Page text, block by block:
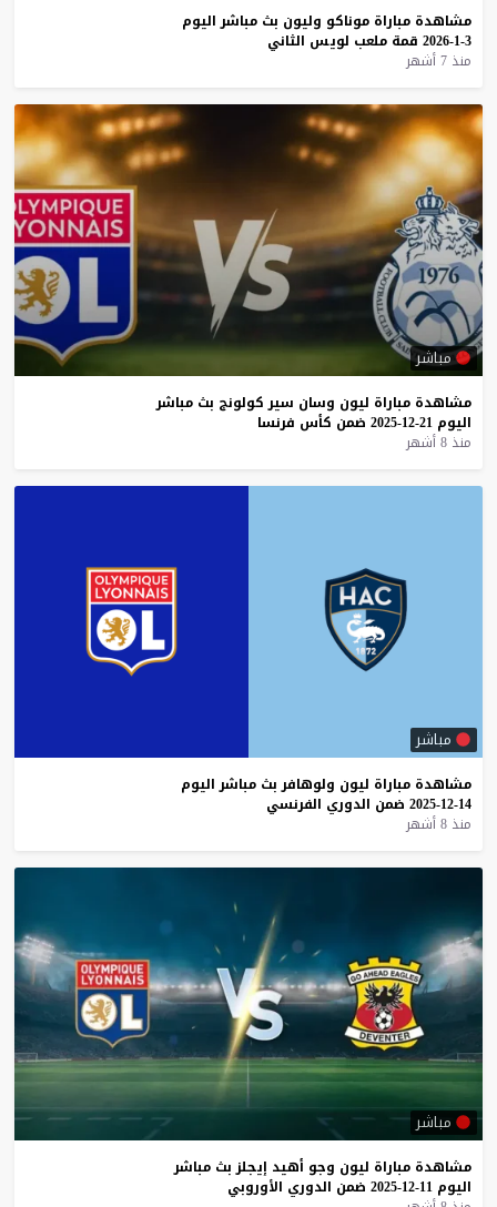
مشاهدة مباراة موناكو وليون بث مباشر اليوم
3-1-2026
قمة ملعب لويس الثاني
منذ 7 أشهر
مباشر
مشاهدة مباراة ليون وسان سير كولونج بث مباشر
اليوم 21-12-2025 ضمن كأس فرنسا
منذ 8 أشهر
مباشر
مشاهدة مباراة ليون ولوهافر بث مباشر اليوم
14-12-2025
ضمن الدوري الفرنسي
منذ 8 أشهر
مباشر
مشاهدة مباراة ليون وجو أهيد إيجلز بث مباشر
اليوم 11-12-2025 ضمن الدوري الأوروبي